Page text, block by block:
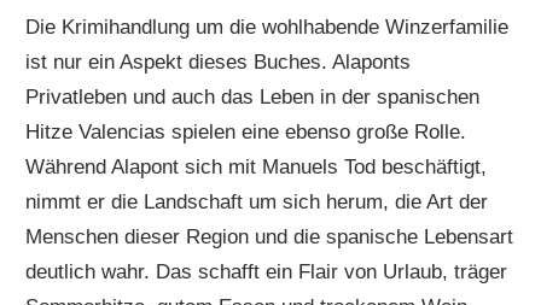
Die Krimihandlung um die wohlhabende Winzerfamilie
ist nur ein Aspekt dieses Buches. Alaponts
Privatleben und auch das Leben in der spanischen
Hitze Valencias spielen eine ebenso große Rolle.
Während Alapont sich mit Manuels Tod beschäftigt,
nimmt er die Landschaft um sich herum, die Art der
Menschen dieser Region und die spanische Lebensart
deutlich wahr. Das schafft ein Flair von Urlaub, träger